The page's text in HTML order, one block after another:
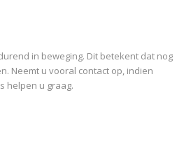
in beweging. Dit betekent dat nog
Neemt u vooral contact op, indien
helpen u graag.